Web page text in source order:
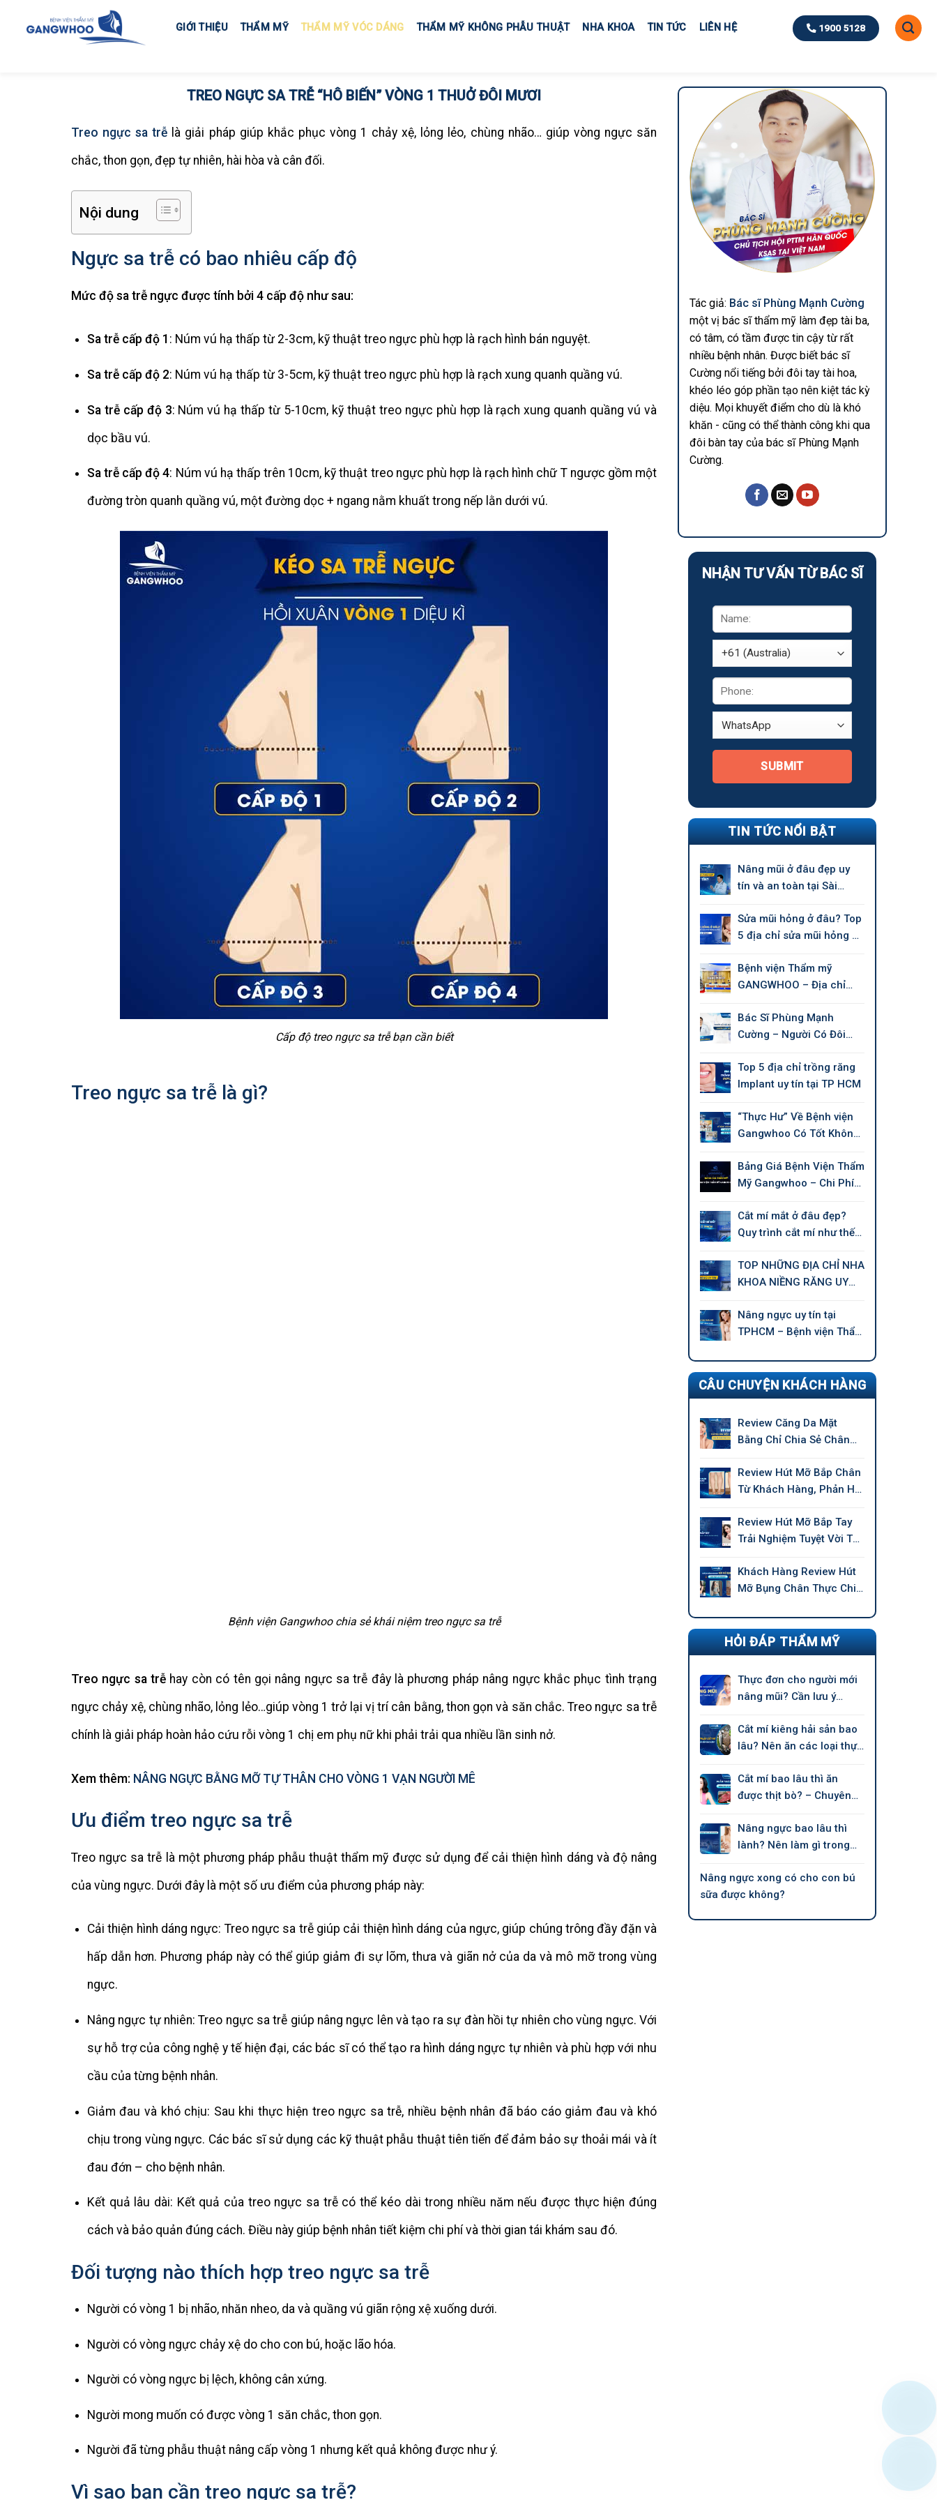
GIỚI THIỆU THẨM MỸ THẨM MỸ VÓC DÁNG THẨM MỸ KHÔNG PHẪU THUẬT NHA KHOA TIN TỨC LIÊN HỆ 1900 5128
TREO NGỰC SA TRỄ “HÔ BIẾN” VÒNG 1 THUỞ ĐÔI MƯƠI
Treo ngực sa trễ là giải pháp giúp khắc phục vòng 1 chảy xệ, lỏng lẻo, chùng nhão… giúp vòng ngực săn
chắc, thon gọn, đẹp tự nhiên, hài hòa và cân đối.
Nội dung
Ngực sa trễ có bao nhiêu cấp độ
Mức độ sa trễ ngực được tính bởi 4 cấp độ như sau:
Sa trễ cấp độ 1 : Núm vú hạ thấp từ 2-3cm, kỹ thuật treo ngực phù hợp là rạch hình bán nguyệt.
Sa trễ cấp độ 2: Núm vú hạ thấp từ 3-5cm, kỹ thuật treo ngực phù hợp là rạch xung quanh quầng vú.
Sa trễ cấp độ 3: Núm vú hạ thấp từ 5-10cm, kỹ thuật treo ngực phù hợp là rạch xung quanh quầng vú và
dọc bầu vú.
Sa trễ cấp độ 4: Núm vú hạ thấp trên 10cm, kỹ thuật treo ngực phù hợp là rạch hình chữ T ngược gồm một
đường tròn quanh quầng vú, một đường dọc + ngang nằm khuất trong nếp lằn dưới vú.
Cấp độ treo ngực sa trễ bạn cần biết
Treo ngực sa trễ là gì?
Bệnh viện Gangwhoo chia sẻ khái niệm treo ngực sa trễ
Treo ngực sa trễ hay còn có tên gọi nâng ngực sa trễ đây là phương pháp nâng ngực khắc phục tình trạng
ngực chảy xệ, chùng nhão, lỏng lẻo…giúp vòng 1 trở lại vị trí cân bằng, thon gọn và săn chắc. Treo ngực sa trễ
chính là giải pháp hoàn hảo cứu rỗi vòng 1 chị em phụ nữ khi phải trải qua nhiều lần sinh nở.
Xem thêm: NÂNG NGỰC BẰNG MỠ TỰ THÂN CHO VÒNG 1 VẠN NGƯỜI MÊ
Ưu điểm treo ngực sa trễ
Treo ngực sa trễ là một phương pháp phẫu thuật thẩm mỹ được sử dụng để cải thiện hình dáng và độ nâng
của vùng ngực. Dưới đây là một số ưu điểm của phương pháp này:
Cải thiện hình dáng ngực: Treo ngực sa trễ giúp cải thiện hình dáng của ngực, giúp chúng trông đầy đặn và
hấp dẫn hơn. Phương pháp này có thể giúp giảm đi sự lõm, thưa và giãn nở của da và mô mỡ trong vùng
ngực.
Nâng ngực tự nhiên: Treo ngực sa trễ giúp nâng ngực lên và tạo ra sự đàn hồi tự nhiên cho vùng ngực. Với
sự hỗ trợ của công nghệ y tế hiện đại, các bác sĩ có thể tạo ra hình dáng ngực tự nhiên và phù hợp với nhu
cầu của từng bệnh nhân.
Giảm đau và khó chịu: Sau khi thực hiện treo ngực sa trễ, nhiều bệnh nhân đã báo cáo giảm đau và khó
chịu trong vùng ngực. Các bác sĩ sử dụng các kỹ thuật phẫu thuật tiên tiến để đảm bảo sự thoải mái và ít
đau đớn – cho bệnh nhân.
Kết quả lâu dài: Kết quả của treo ngực sa trễ có thể kéo dài trong nhiều năm nếu được thực hiện đúng
cách và bảo quản đúng cách. Điều này giúp bệnh nhân tiết kiệm chi phí và thời gian tái khám sau đó.
Đối tượng nào thích hợp treo ngực sa trễ
Người có vòng 1 bị nhão, nhăn nheo, da và quầng vú giãn rộng xệ xuống dưới.
Người có vòng ngực chảy xệ do cho con bú, hoặc lão hóa.
Người có vòng ngực bị lệch, không cân xứng.
Người mong muốn có được vòng 1 săn chắc, thon gọn.
Người đã từng phẫu thuật nâng cấp vòng 1 nhưng kết quả không được như ý.
Vì sao bạn cần treo ngực sa trễ?
Tác giả: Bác sĩ Phùng Mạnh Cường
một vị bác sĩ thẩm mỹ làm đẹp tài ba,
có tâm, có tầm được tin cậy từ rất
nhiều bệnh nhân. Được biết bác sĩ
Cường nổi tiếng bởi đôi tay tài hoa,
khéo léo góp phần tạo nên kiệt tác kỳ
diệu. Mọi khuyết điểm cho dù là khó
khăn - cũng có thể thành công khi qua
đôi bàn tay của bác sĩ Phùng Mạnh
Cường.
NHẬN TƯ VẤN TỪ BÁC SĨ
SUBMIT
TIN TỨC NỔI BẬT
Nâng mũi ở đâu đẹp uy
tín và an toàn tại Sài
Sửa mũi hỏng ở đâu? Top
5 địa chỉ sửa mũi hỏng uy
Bệnh viện Thẩm mỹ
GANGWHOO – Địa chỉ
Bác Sĩ Phùng Mạnh
Cường – Người Có Đôi
Mỹ Làm Đẹp
Top 5 địa chỉ trồng răng
Implant uy tín tại TP HCM
“Thực Hư” Về Bệnh viện
Gangwhoo Có Tốt Không,
Bảng Giá Bệnh Viện Thẩm
Mỹ Gangwhoo – Chi Phí
Cắt mí mắt ở đâu đẹp?
Quy trình cắt mí như thế
TOP NHỮNG ĐỊA CHỈ NHA
KHOA NIỀNG RĂNG UY
Nâng ngực uy tín tại
TPHCM – Bệnh viện Thẩm
CÂU CHUYỆN KHÁCH HÀNG
Review Căng Da Mặt
Bằng Chỉ Chia Sẻ Chân
Review Hút Mỡ Bắp Chân
Từ Khách Hàng, Phản Hồi
Review Hút Mỡ Bắp Tay
Trải Nghiệm Tuyệt Vời Từ
Khách Hàng Review Hút
Mỡ Bụng Chân Thực Chi
HỎI ĐÁP THẨM MỸ
Thực đơn cho người mới
nâng mũi? Cần lưu ý
Cắt mí kiêng hải sản bao
lâu? Nên ăn các loại thực
Cắt mí bao lâu thì ăn
được thịt bò? – Chuyên
Nâng ngực bao lâu thì
lành? Nên làm gì trong
Nâng ngực xong có cho con bú
sữa được không?